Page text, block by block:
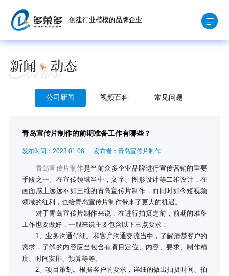
创建行业楷模的品牌企业
公司新闻 视频百科 常见问题
青岛宣传片制作的前期准备工作有哪些？
发布时间：2023.01.06 发布者：青岛宣传片制作
青岛宣传片制作是当前众多企业品牌进行宣传营销的重要
手段之一。在宣传领域当中，文字、图形设计等二维设计，在
画面感上远远不如三维的青岛宣传片制作，而同时如今短视频
领域的红利，也给青岛宣传片制作带来了更大的机遇。
对于青岛宣传片制作来说，在进行拍摄之前，前期的准备
工作也要做好，一般来说主要包含以下三点要求：
1、业务沟通仔细。和客户沟通交流当中，了解清楚客户的
需求，了解的内容应当包含有项目定位、内容、要求、制作精
度、时间安排、预算等等。
2、项目策划。根据客户的要求，详细的做出拍摄时间、拍